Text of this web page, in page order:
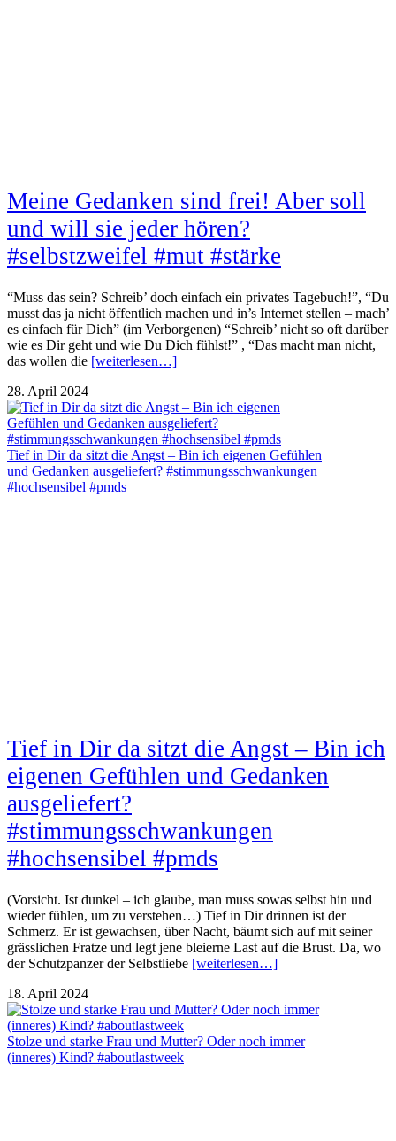
Meine Gedanken sind frei! Aber soll
und will sie jeder hören?
#selbstzweifel #mut #stärke
“Muss das sein? Schreib’ doch einfach ein privates Tagebuch!”, “Du
musst das ja nicht öffentlich machen und in’s Internet stellen – mach’
es einfach für Dich” (im Verborgenen) “Schreib’ nicht so oft darüber
wie es Dir geht und wie Du Dich fühlst!” , “Das macht man nicht,
das wollen die [weiterlesen…]
28. April 2024
Tief in Dir da sitzt die Angst – Bin ich eigenen Gefühlen
und Gedanken ausgeliefert? #stimmungsschwankungen
#hochsensibel #pmds
Tief in Dir da sitzt die Angst – Bin ich
eigenen Gefühlen und Gedanken
ausgeliefert?
#stimmungsschwankungen
#hochsensibel #pmds
(Vorsicht. Ist dunkel – ich glaube, man muss sowas selbst hin und
wieder fühlen, um zu verstehen…) Tief in Dir drinnen ist der
Schmerz. Er ist gewachsen, über Nacht, bäumt sich auf mit seiner
grässlichen Fratze und legt jene bleierne Last auf die Brust. Da, wo
der Schutzpanzer der Selbstliebe [weiterlesen…]
18. April 2024
Stolze und starke Frau und Mutter? Oder noch immer
(inneres) Kind? #aboutlastweek